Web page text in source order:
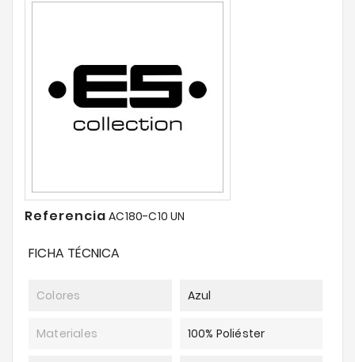
Referencia AC180-C10 UN
FICHA TÉCNICA
Colores Azul
Materiales 100% Poliéster